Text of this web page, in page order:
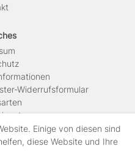
Widerrufsformular
Einige von diesen sind
diese Website und Ihre